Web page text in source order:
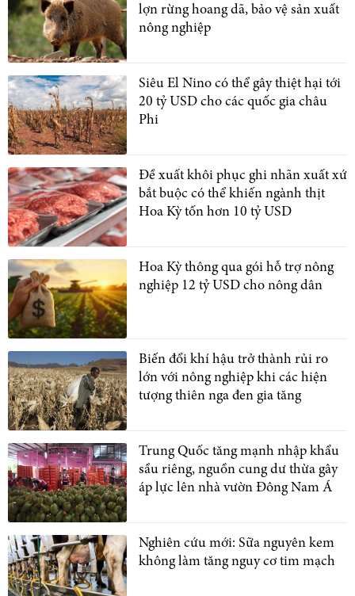
lợn rừng hoang dã, bảo vệ sản xuất
nông nghiệp
Siêu El Nino có thể gây thiệt hại tới
20 tỷ USD cho các quốc gia châu
Phi
Đề xuất khôi phục ghi nhãn xuất xứ
bắt buộc có thể khiến ngành thịt
Hoa Kỳ tốn hơn 10 tỷ USD
Hoa Kỳ thông qua gói hỗ trợ nông
nghiệp 12 tỷ USD cho nông dân
Biến đổi khí hậu trở thành rủi ro
lớn với nông nghiệp khi các hiện
tượng thiên nga đen gia tăng
Trung Quốc tăng mạnh nhập khẩu
sầu riêng, nguồn cung dư thừa gây
áp lực lên nhà vườn Đông Nam Á
Nghiên cứu mới: Sữa nguyên kem
không làm tăng nguy cơ tim mạch